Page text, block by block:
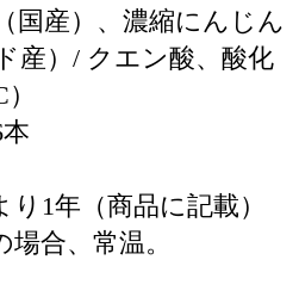
国産）、濃縮にんじん
産）/ クエン酸、酸化
1年（商品に記載）
合、常温。